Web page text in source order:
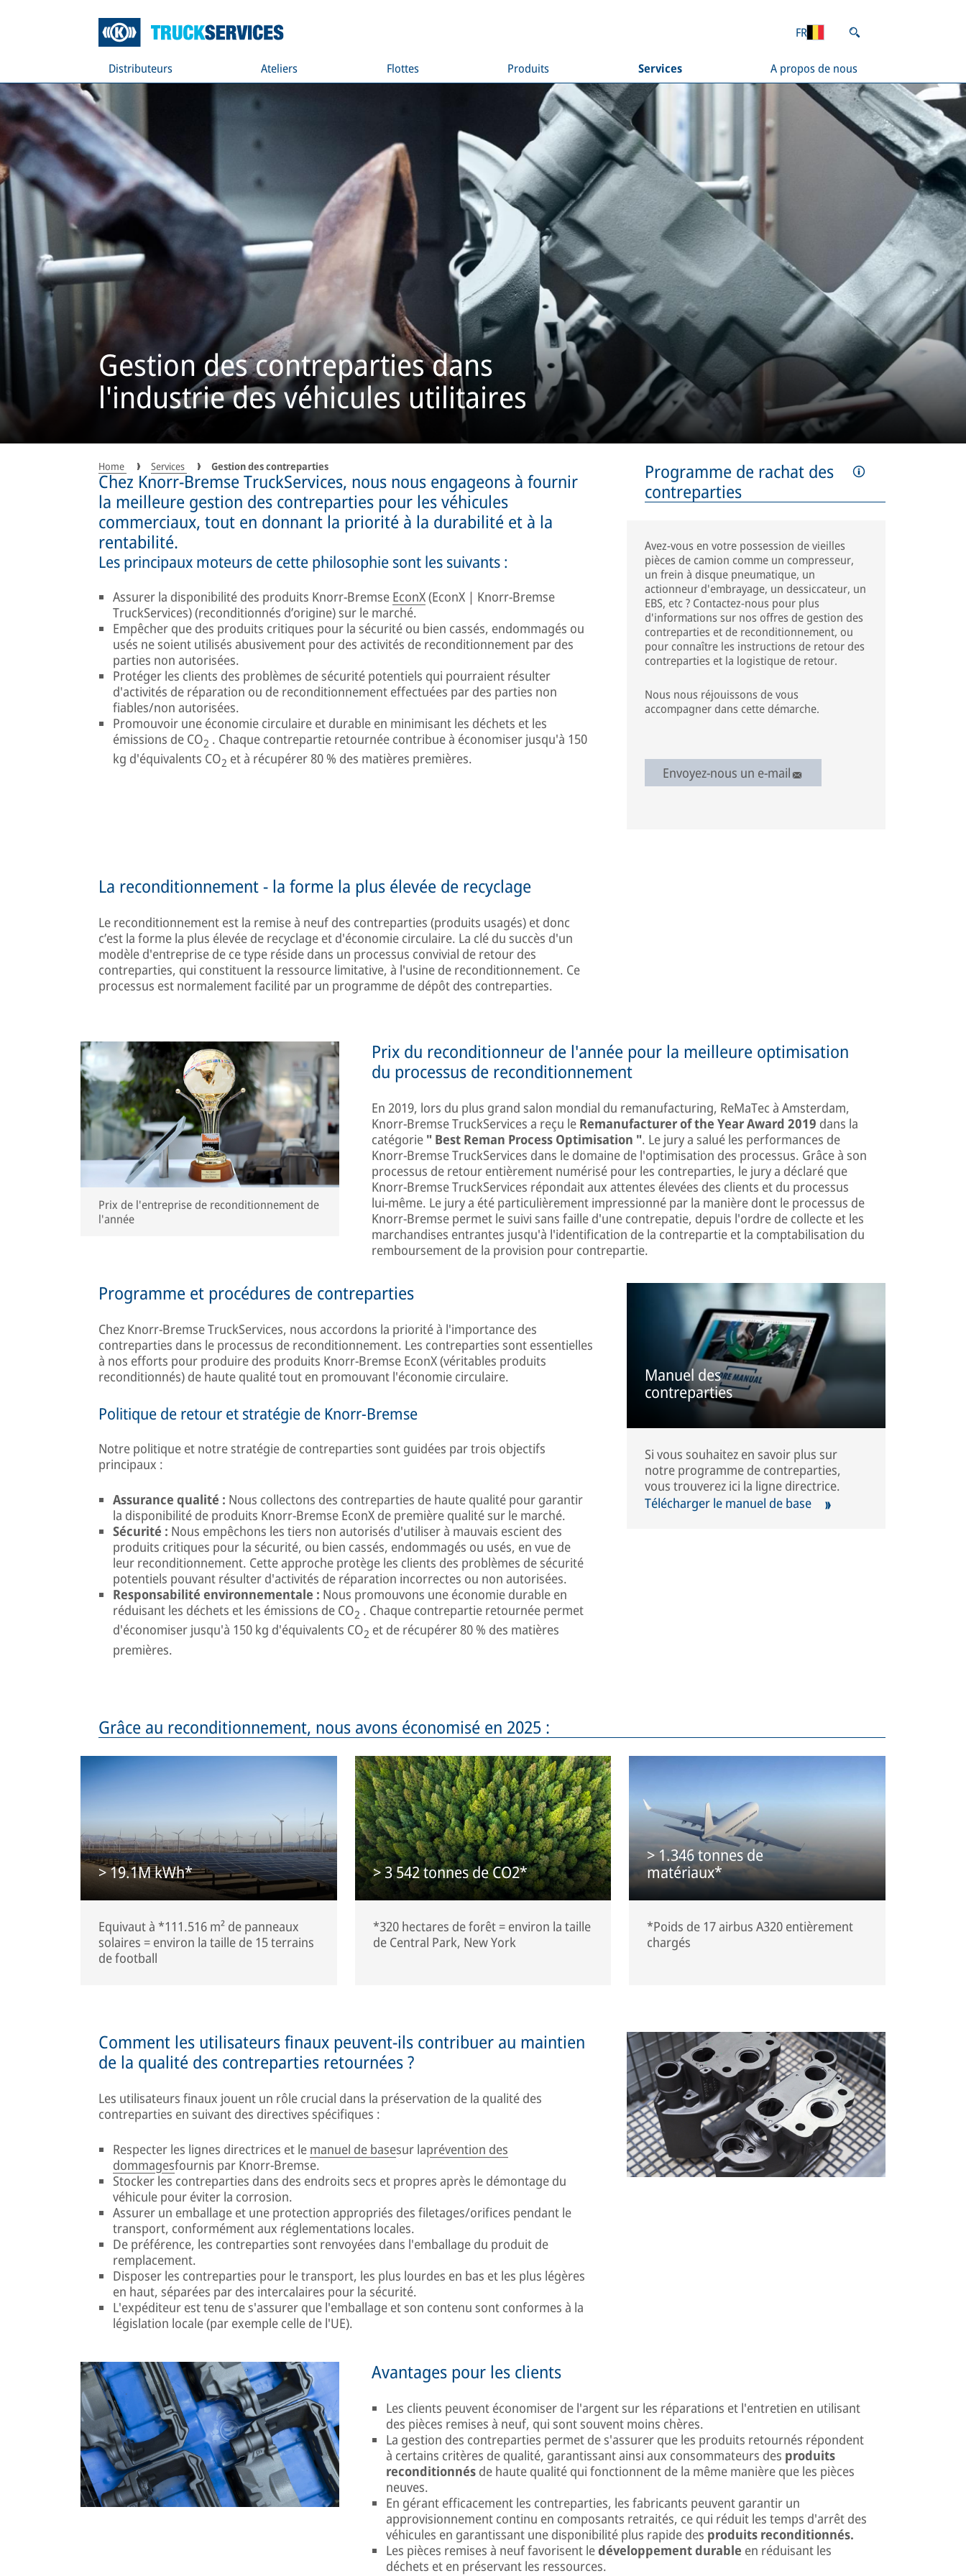
Distributeurs Ateliers Flottes Produits Services A propos de nous
FR
Gestion des contreparties dans
l'industrie des véhicules utilitaires
Home Services Gestion des contreparties
Chez Knorr-Bremse TruckServices, nous nous engageons à fournir
la meilleure gestion des contreparties pour les véhicules
commerciaux, tout en donnant la priorité à la durabilité et à la
rentabilité.
Les principaux moteurs de cette philosophie sont les suivants :
Assurer la disponibilité des produits Knorr-Bremse EconX(EconX | Knorr-Bremse
TruckServices) (reconditionnés d’origine) sur le marché.
Empêcher que des produits critiques pour la sécurité ou bien cassés, endommagés ou
usés ne soient utilisés abusivement pour des activités de reconditionnement par des
parties non autorisées.
Protéger les clients des problèmes de sécurité potentiels qui pourraient résulter
d'activités de réparation ou de reconditionnement effectuées par des parties non
fiables/non autorisées.
Promouvoir une économie circulaire et durable en minimisant les déchets et les
émissions de CO2 . Chaque contrepartie retournée contribue à économiser jusqu'à 150
kg d'équivalents CO2 et à récupérer 80 % des matières premières.
Programme de rachat des
contreparties
Avez-vous en votre possession de vieilles
pièces de camion comme un compresseur,
un frein à disque pneumatique, un
actionneur d'embrayage, un dessiccateur, un
EBS, etc ? Contactez-nous pour plus
d'informations sur nos offres de gestion des
contreparties et de reconditionnement, ou
pour connaître les instructions de retour des
contreparties et la logistique de retour.
Nous nous réjouissons de vous
accompagner dans cette démarche.
Envoyez-nous un e-mail
La reconditionnement - la forme la plus élevée de recyclage
Le reconditionnement est la remise à neuf des contreparties (produits usagés) et donc
c’est la forme la plus élevée de recyclage et d'économie circulaire. La clé du succès d'un
modèle d'entreprise de ce type réside dans un processus convivial de retour des
contreparties, qui constituent la ressource limitative, à l'usine de reconditionnement. Ce
processus est normalement facilité par un programme de dépôt des contreparties.
Prix de l'entreprise de reconditionnement de
l'année
Prix du reconditionneur de l'année pour la meilleure optimisation
du processus de reconditionnement
En 2019, lors du plus grand salon mondial du remanufacturing, ReMaTec à Amsterdam,
Knorr-Bremse TruckServices a reçu le Remanufacturer of the Year Award 2019 dans la
catégorie " Best Reman Process Optimisation ". Le jury a salué les performances de
Knorr-Bremse TruckServices dans le domaine de l'optimisation des processus. Grâce à son
processus de retour entièrement numérisé pour les contreparties, le jury a déclaré que
Knorr-Bremse TruckServices répondait aux attentes élevées des clients et du processus
lui-même. Le jury a été particulièrement impressionné par la manière dont le processus de
Knorr-Bremse permet le suivi sans faille d'une contrepatie, depuis l'ordre de collecte et les
marchandises entrantes jusqu'à l'identification de la contrepartie et la comptabilisation du
remboursement de la provision pour contrepartie.
Programme et procédures de contreparties
Chez Knorr-Bremse TruckServices, nous accordons la priorité à l'importance des
contreparties dans le processus de reconditionnement. Les contreparties sont essentielles
à nos efforts pour produire des produits Knorr-Bremse EconX (véritables produits
reconditionnés) de haute qualité tout en promouvant l'économie circulaire.
Politique de retour et stratégie de Knorr-Bremse
Notre politique et notre stratégie de contreparties sont guidées par trois objectifs
principaux :
Assurance qualité : Nous collectons des contreparties de haute qualité pour garantir
la disponibilité de produits Knorr-Bremse EconX de première qualité sur le marché.
Sécurité : Nous empêchons les tiers non autorisés d'utiliser à mauvais escient des
produits critiques pour la sécurité, ou bien cassés, endommagés ou usés, en vue de
leur reconditionnement. Cette approche protège les clients des problèmes de sécurité
potentiels pouvant résulter d'activités de réparation incorrectes ou non autorisées.
Responsabilité environnementale : Nous promouvons une économie durable en
réduisant les déchets et les émissions de CO2 . Chaque contrepartie retournée permet
d'économiser jusqu'à 150 kg d'équivalents CO2 et de récupérer 80 % des matières
premières.
Manuel des
contreparties
Si vous souhaitez en savoir plus sur
notre programme de contreparties,
vous trouverez ici la ligne directrice.
Télécharger le manuel de base
Grâce au reconditionnement, nous avons économisé en 2025 :
> 19.1M kWh*
Equivaut à *111.516 m² de panneaux
solaires = environ la taille de 15 terrains
de football
> 3 542 tonnes de CO2*
*320 hectares de forêt = environ la taille
de Central Park, New York
> 1.346 tonnes de
matériaux*
*Poids de 17 airbus A320 entièrement
chargés
Comment les utilisateurs finaux peuvent-ils contribuer au maintien
de la qualité des contreparties retournées ?
Les utilisateurs finaux jouent un rôle crucial dans la préservation de la qualité des
contreparties en suivant des directives spécifiques :
Respecter les lignes directrices et le manuel de basesur laprévention des
dommagesfournis par Knorr-Bremse.
Stocker les contreparties dans des endroits secs et propres après le démontage du
véhicule pour éviter la corrosion.
Assurer un emballage et une protection appropriés des filetages/orifices pendant le
transport, conformément aux réglementations locales.
De préférence, les contreparties sont renvoyées dans l'emballage du produit de
remplacement.
Disposer les contreparties pour le transport, les plus lourdes en bas et les plus légères
en haut, séparées par des intercalaires pour la sécurité.
L'expéditeur est tenu de s'assurer que l'emballage et son contenu sont conformes à la
législation locale (par exemple celle de l'UE).
Avantages pour les clients
Les clients peuvent économiser de l'argent sur les réparations et l'entretien en utilisant
des pièces remises à neuf, qui sont souvent moins chères.
La gestion des contreparties permet de s'assurer que les produits retournés répondent
à certains critères de qualité, garantissant ainsi aux consommateurs des produits
reconditionnés de haute qualité qui fonctionnent de la même manière que les pièces
neuves.
En gérant efficacement les contreparties, les fabricants peuvent garantir un
approvisionnement continu en composants retraités, ce qui réduit les temps d'arrêt des
véhicules en garantissant une disponibilité plus rapide des produits reconditionnés.
Les pièces remises à neuf favorisent ledéveloppement durable en réduisant les
déchets et en préservant les ressources.